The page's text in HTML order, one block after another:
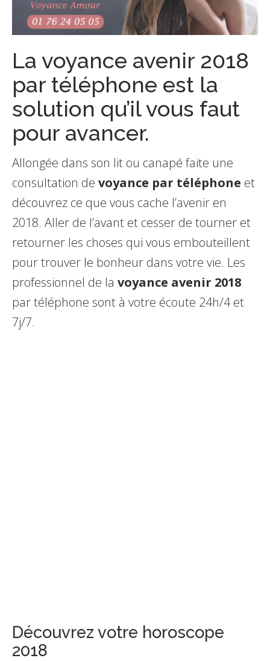
La voyance avenir 2018
par téléphone est la
solution qu’il vous faut
pour avancer.
Allongée dans son lit ou canapé faite une
consultation de voyance par téléphone et
découvrez ce que vous cache l’avenir en
2018. Aller de l’avant et cesser de tourner et
retourner les choses qui vous embouteillent
pour trouver le bonheur dans votre vie. Les
professionnel de la voyance avenir 2018
par téléphone sont à votre écoute 24h/4 et
7j/7.
Découvrez votre horoscope
2018